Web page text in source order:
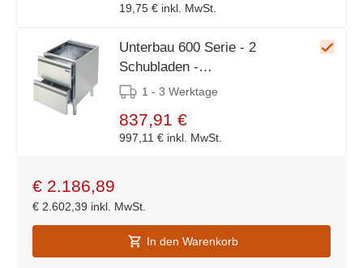
19,75 € inkl. MwSt.
Unterbau 600 Serie - 2
Schubladen -
400x550x(h)580mm
1 - 3 Werktage
837,91 €
997,11 € inkl. MwSt.
€ 2.186,89
€ 2.602,39 inkl. MwSt.
In den Warenkorb